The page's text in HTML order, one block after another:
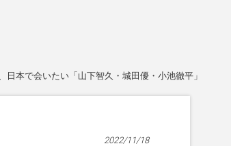
本で会いたい「山下智久・城田優・小池徹平」
2022/11/18